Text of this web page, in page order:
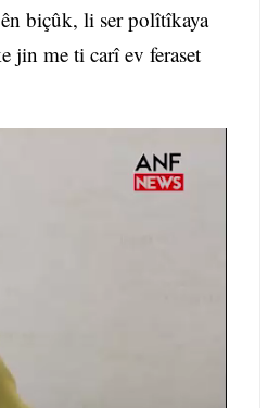
biçûk, li ser polîtîkaya
jin me ti carî ev feraset